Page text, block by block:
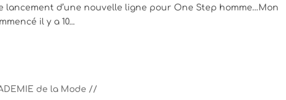
d’une nouvelle ligne pour One Step homme…Mon
il y a 10...
de la Mode //